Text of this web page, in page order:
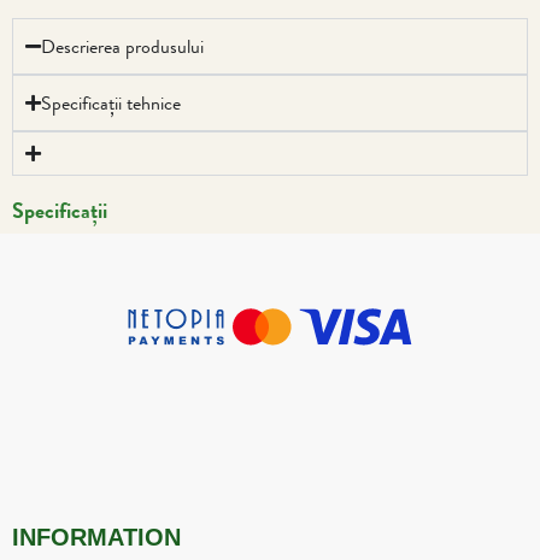
Descrierea produsului
Specificații tehnice
Specificații
INFORMATION